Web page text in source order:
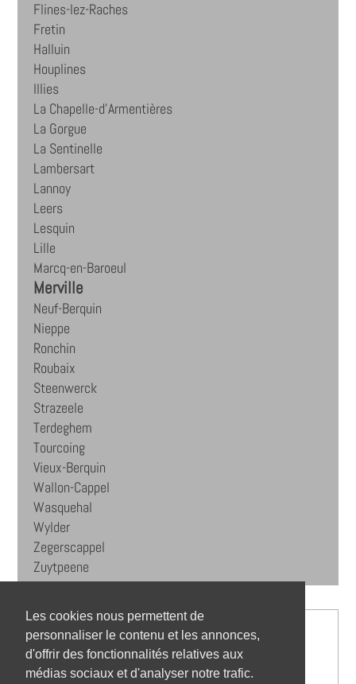
Les cookies nous permettent de
personnaliser le contenu et les annonces,
d'offrir des fonctionnalités relatives aux
médias sociaux et d'analyser notre trafic.
Flines-lez-Raches
Fretin
Halluin
Houplines
Illies
La Chapelle-d'Armentières
La Gorgue
La Sentinelle
Lambersart
Lannoy
Leers
Lesquin
Lille
Marcq-en-Baroeul
Merville
Neuf-Berquin
Nieppe
Ronchin
Roubaix
Steenwerck
Strazeele
Terdeghem
Tourcoing
Vieux-Berquin
Wallon-Cappel
Wasquehal
Wylder
Zegerscappel
Zuytpeene